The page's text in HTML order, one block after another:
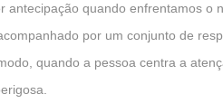
antecipação quando enfrentamos o
por um conjunto de
quando a pessoa centra a